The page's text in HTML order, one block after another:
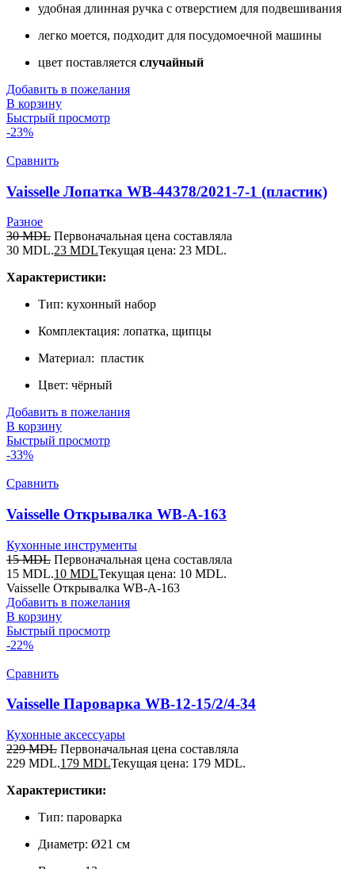
удобная длинная ручка с отверстием для подвешивания
легко моется, подходит для посудомоечной машины
цвет поставляется случайный
Добавить в пожелания
В корзину
Быстрый просмотр
-23%
Сравнить
Vaisselle Лопатка WB-44378/2021-7-1 (пластик)
Разное
30MDL Первоначальная цена составляла
30 MDL.23 MDLТекущая цена: 23 MDL.
Характеристики:
Тип: кухонный набор
Комплектация: лопатка, щипцы
Материал: пластик
Цвет: чёрный
Добавить в пожелания
В корзину
Быстрый просмотр
-33%
Сравнить
Vaisselle Открывалка WB-A-163
Кухонные инструменты
15MDL Первоначальная цена составляла
15 MDL.10 MDLТекущая цена: 10 MDL.
Vaisselle Открывалка WB-A-163
Добавить в пожелания
В корзину
Быстрый просмотр
-22%
Сравнить
Vaisselle Пароварка WB-12-15/2/4-34
Кухонные аксессуары
229MDL Первоначальная цена составляла
229 MDL.179 MDLТекущая цена: 179 MDL.
Характеристики:
Тип: пароварка
Диаметр: Ø21 см